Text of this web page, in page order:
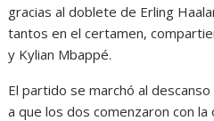
gracias al doblete de Erling
tantos en el certamen,
y Kylian Mbappé.
El partido se marchó al
a que los dos comenzaron con